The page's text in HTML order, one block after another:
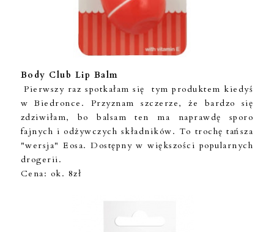
Body Club Lip Balm
Pierwszy raz spotkałam się tym produktem kiedyś
w Biedronce. Przyznam szczerze, że bardzo się
zdziwiłam, bo balsam ten ma naprawdę sporo
fajnych i odżywczych składników. To trochę tańsza
"wersja" Eosa. Dostępny w większości popularnych
drogerii.
Cena: ok. 8zł